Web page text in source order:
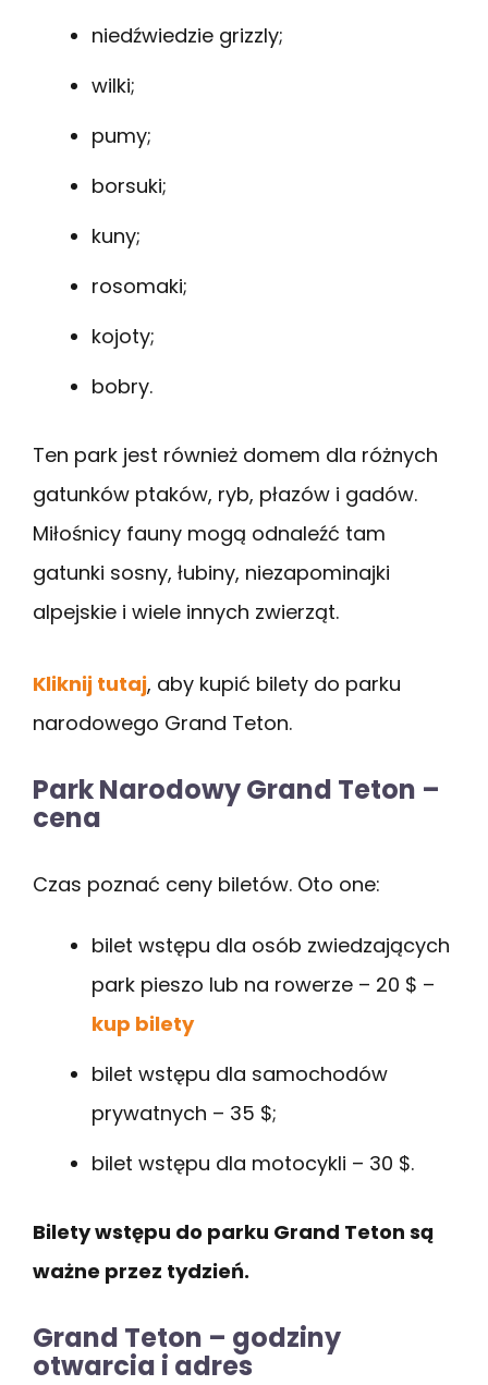
niedźwiedzie grizzly;
wilki;
pumy;
borsuki;
kuny;
rosomaki;
kojoty;
bobry.
Ten park jest również domem dla różnych
gatunków ptaków, ryb, płazów i gadów.
Miłośnicy fauny mogą odnaleźć tam
gatunki sosny, łubiny, niezapominajki
alpejskie i wiele innych zwierząt.
Kliknij tutaj, aby kupić bilety do parku
narodowego Grand Teton.
Park Narodowy Grand Teton –
cena
Czas poznać ceny biletów. Oto one:
bilet wstępu dla osób zwiedzających
park pieszo lub na rowerze – 20 $ –
kup bilety
bilet wstępu dla samochodów
prywatnych – 35 $;
bilet wstępu dla motocykli – 30 $.
Bilety wstępu do parku Grand Teton są
ważne przez tydzień.
Grand Teton – godziny
otwarcia i adres